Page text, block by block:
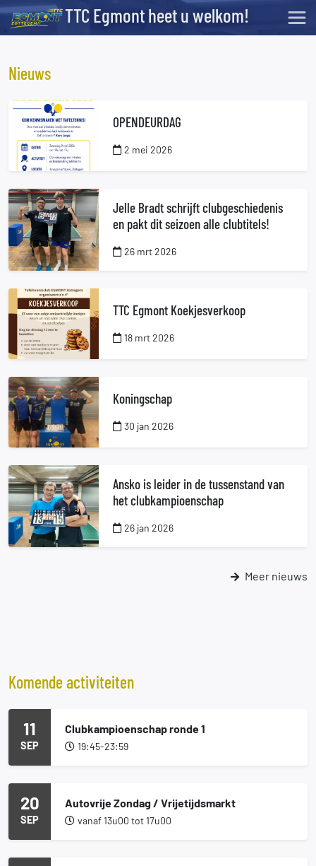
TTC Egmont heet u welkom!
Nieuws
OPENDEURDAG
2 mei 2026
Jelle Bradt schrijft clubgeschiedenis
en pakt dit seizoen alle clubtitels!
26 mrt 2026
TTC Egmont Koekjesverkoop
18 mrt 2026
Koningschap
30 jan 2026
Ansko is leider in de tussenstand van
het clubkampioenschap
26 jan 2026
Meer nieuws
Komende activiteiten
11
SEP
Clubkampioenschap ronde 1
19:45-23:59
20
SEP
Autovrije Zondag / Vrijetijdsmarkt
vanaf 13u00 tot 17u00